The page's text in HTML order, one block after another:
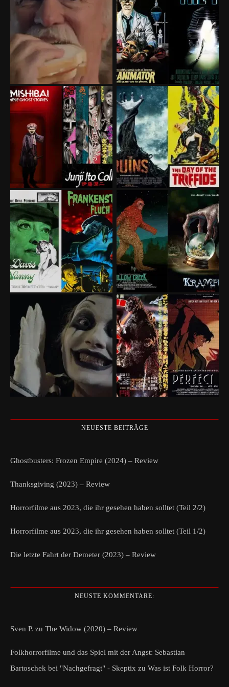
NEUESTE BEITRÄGE
Ghostbusters: Frozen Empire (2024) – Review
Thanksgiving (2023) – Review
Horrorfilme aus 2023, die ihr gesehen haben solltet (Teil 2/2)
Horrorfilme aus 2023, die ihr gesehen haben solltet (Teil 1/2)
Die letzte Fahrt der Demeter (2023) – Review
NEUSTE KOMMENTARE:
Sven P. zu The Widow (2020) – Review
Folkhorrorfilme und das Spiel mit der Angst: Sebastian
Bartoschek bei "Nachgefragt" - Skeptix zu Was ist Folk Horror?